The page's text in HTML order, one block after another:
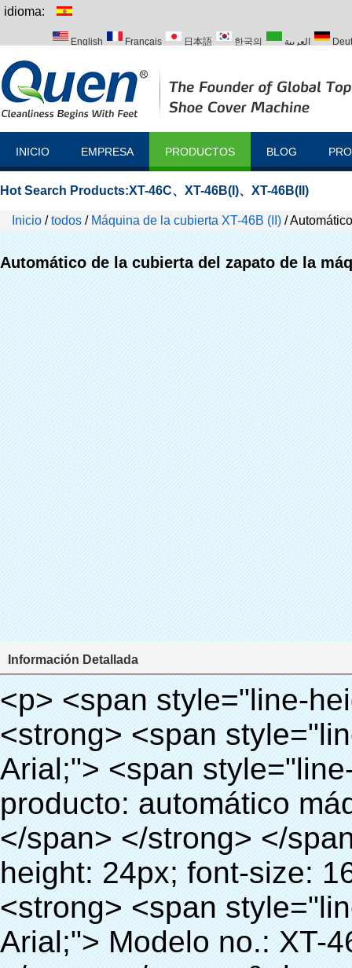
idioma:
English Français 日本語 한국의 العربية
INICIO EMPRESA PRODUCTOS BLOG
Hot Search Products:XT-46C、 XT-46B(I)、 XT-46B(II)
Inicio /todos / Máquina de la cubierta XT-46B (II) /
Automático de la cubierta del zapato de la
Información Detallada
<p> <span style="line-height: 24px; font-size: 16px;"> <strong> <span style="line-height: 27px; font-family: Arial;"> <span style="line-height: 24px;"> Nombre del producto: automático máquina de la cubierta </span> </span> </strong> </span> </p> <p> <span style="line-height: 24px; font-size: 16px;"> <strong> </strong> <strong> <span style="line-height: 24px; font-family: Arial;"> Modelo no.: XT-46B (ii) </span> </strong> </span> </p> <p>&nbsp;</p> <p>&nbsp;</p> <div id="ali-anchor-AliPostDhMb-g85v3" style="padding-top: 8px; background-color: #f5f5f5;" data-section="AliPostDhMb-g85v3" data-section-title="Product Uses"> <div id="ali-title-AliPostDhMb-g85v3" style="padding: 8px 0px; border-bottom-style: solid;"> <span style="background-color: #ddd; color: #333; font-weight: bold; padding: 8px 10px; line-height: 12px;"> Producto utiliza </span> </div> <div style="padding: 10px 0px;"> <p>&nbsp;&nbsp;<img src="http://i03.i.aliimg.com/simg/single/icon/placeholder_100x100.png" data-src="http://g01.s.alicdn.com/kf/HTB1PdJsIVXXXXXwXFXXq6xXFXXXp/200852200/HTB1PdJsIVXXXXXwXFXXq6xXFXXXp.jpg" data-alt="Automático de la cubierta del zapato de la máquina dental equipos médicos" width="700" ori-width="800" ori-height="922" /> <noscript><img src="http://g01.s.alicdn.com/kf/HTB1PdJsIVXXXXXwXFXXq6xXFXXXp/200852200/HTB1PdJsIVXXXXXwXFXXq6xXFXXXp.jpg" alt="Automático de la cubierta del zapato de la máquina dental equipos médicos" width="700" ori-width="800" ori-height="922"></noscript> </p> <p>&nbsp;</p> <p><img src="http://i03.i.aliimg.com/simg/single/icon/placeholder_100x100.png" data-src="http://g03.s.alicdn.com/kf/HTB1dGKSHVXXXXX5XXXXq6xXFXXXf/200852200/HTB1dGKSHVXXXXX5XXXXq6xXFXXXf.jpg" width="700" /> <noscript><img src="http://g03.s.alicdn.com/kf/HTB1dGKSHVXXXXX5XXXXq6xXFXXXf/200852200/HTB1dGKSHVXXXXX5XXXXq6xXFXXXf.jpg" width="700"></noscript> </p> </div> </div> <div id="ali-anchor-AliPostDhMb-ur9dh" style="padding-top: 8px;" data-section="AliPostDhMb-ur9dh" data-section-title="Product Description"> <div id="ali-title-AliPostDhMb-ur9dh" style="padding: 8px 0px; border-bottom-style: solid;"> <span style="background-color: #ddd; color: #333; font-weight: bold; padding: 8px 10px; line-height: 12px;"> Descripción del producto </span> </div> <div style="padding: 10px 0px;"><p>&nbsp;<img src="http://i03.i.aliimg.com/simg/single/icon/placeholder_100x100.png" data-src="http://g01.s.alicdn.com/kf/HTB1QRdpIVXXXXbbXVXXq6xXFXXXM/200852200/HTB1QRdpIVXXXXbbXVXXq6xXFXXXM.jpg" data-alt="Automático de la cubierta del zapato de la máquina dental equipos médicos" width="700" ori-width="700" ori-height="967" /> <noscript><img src="http://g01.s.alicdn.com/kf/HTB1QRdpIVXXXXbbXVXXq6xXFXXXM/200852200/HTB1QRdpIVXXXXbbXVXXq6xXFXXXM.jpg" alt="Automático de la cubierta del zapato de la máquina dental equipos médicos" width="700" ori-width="700" ori-height="967"></noscript> </p></div> </div> <p>&nbsp;</p> <p>&nbsp;</p> <p><img src="http://i03.i.aliimg.com/simg/single/icon/placeholder_100x100.png" data-src="http://g01.s.alicdn.com/kf/HTB1cdlsIVXXXXcmXpXXq6xXFXXXe/200852200/HTB1cdlsIVXXXXcmXpXXq6xXFXXXe.jpg" data-alt="Automático de la cubierta del zapato de la máquina dental equipos médicos" width="700" ori-width="700" ori-height="564" /> <noscript><img src="http://g01.s.alicdn.com/kf/HTB1cdlsIVXXXXcmXpXXq6xXFXXXe/200852200/HTB1cdlsIVXXXXcmXpXXq6xXFXXXe.jpg" alt="Automático de la cubierta del zapato de la máquina dental equipos médicos" width="700" ori-width="700" ori-height="564"></noscript> </p> <p>&nbsp;</p> <p>&nbsp;</p> <div id="ali-anchor-AliPostDhMb-kqf20" style="padding-top: 8px;" data-section="AliPostDhMb-kqf20" data-section-title="Product Advantages"> <div id="ali-title-AliPostDhMb-kqf20" style="padding: 8px 0px; border-bottom-style: solid;"> <span style="background-color: #ddd; color: #333; font-weight: bold; padding: 8px 10px; line-height: 12px;"> Ventajas del producto </span> </div> <div style="padding: 10px 0px;"> <p>&nbsp;</p> <table class="aliDataTable" style="width: 600px; height: 436px;"><tbody> <tr style="height: 34.35pt;" align="left"><td style="width: 598pt;" colspan="2" valign="center"><p> <span style="line-height: normal; font-weight: bold; font-size: 12pt; font-family: Arial;"> Ventaja de Quen Shoe machine: </span> </p></td></tr> <tr style="height: 53.95pt;" align="left"> <td style="width: 181.85pt;"